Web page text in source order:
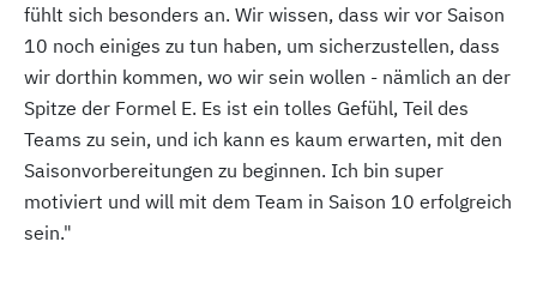
fühlt sich besonders an. Wir wissen, dass wir vor Saison
10 noch einiges zu tun haben, um sicherzustellen, dass
wir dorthin kommen, wo wir sein wollen - nämlich an der
Spitze der Formel E. Es ist ein tolles Gefühl, Teil des
Teams zu sein, und ich kann es kaum erwarten, mit den
Saisonvorbereitungen zu beginnen. Ich bin super
motiviert und will mit dem Team in Saison 10 erfolgreich
sein."